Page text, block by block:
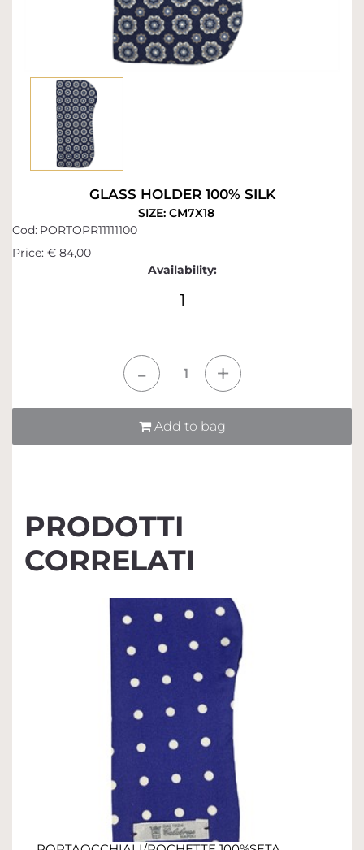
GLASS HOLDER 100% SILK
SIZE: CM7X18
Cod: PORTOPR11111100
Price: € 84,00
Availability:
1
Add to bag
PRODOTTI
CORRELATI